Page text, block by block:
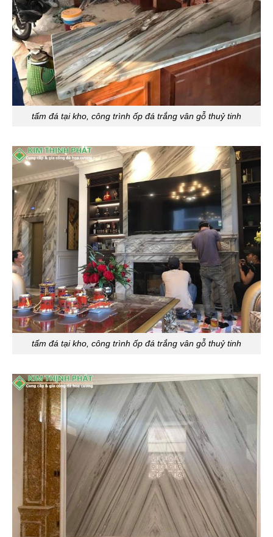
tấm đá tại kho, công trình ốp đá trắng vân gỗ thuỷ tinh
tấm đá tại kho, công trình ốp đá trắng vân gỗ thuỷ tinh